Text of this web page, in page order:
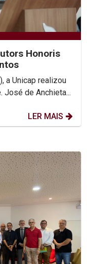
Honoris
a Unicap realizou
José de Anchieta...
LER MAIS